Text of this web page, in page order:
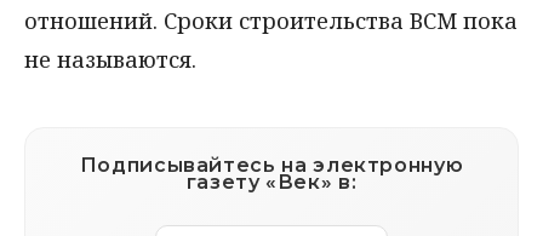
отношений. Сроки строительства ВСМ пока
не называются.
Подписывайтесь на электронную
газету «Век» в: